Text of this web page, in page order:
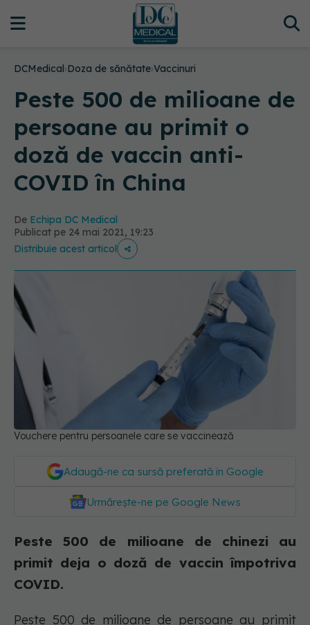
DCMedical›Doza de sănătate›Vaccinuri
Peste 500 de milioane de
persoane au primit o
doză de vaccin anti-
COVID în China
De Echipa DC Medical
Publicat pe 24 mai 2021, 19:23
Distribuie acest articol
Vouchere pentru persoanele care se vaccinează
Adaugă-ne ca sursă preferată în Google
Urmărește-ne pe Google News
Peste 500 de milioane de chinezi au
primit deja o doză de vaccin împotriva
COVID.
Peste 500 de milioane de persoane au primit